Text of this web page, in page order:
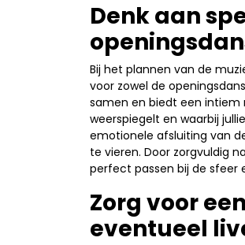
Denk aan
Bij het plannen van de
voor zowel de
samen en biedt een intiem
weerspiegelt en waarbij
emotionele afsluiting van
te vieren. Door zorgvuldig
perfect passen bij de sfeer
Zorg voor
eventueel